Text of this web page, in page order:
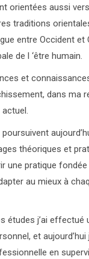
orientées aussi
traditions
entre Occident et
de l ‘être humain.
et
dans ma
théoriques et
une pratique
au mieux à
études j’ai effectué
et aujourd’hui
en